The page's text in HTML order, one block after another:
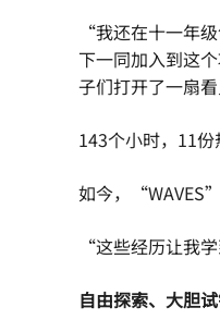
“我还在十一年
下一同加入到这
子们打开了一扇看
143个小时，11
如今，
“这些经历让我
自由探索、大胆